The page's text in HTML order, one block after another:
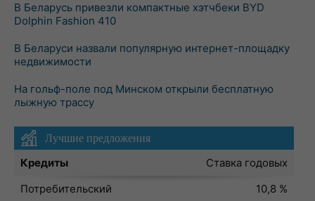
В Беларусь привезли компактные хэтчбеки BYD
Dolphin Fashion 410
В Беларуси назвали популярную интернет-площадку
недвижимости
На гольф-поле под Минском открыли бесплатную
лыжную трассу
Лучшие предложения
Кредиты
Ставка годовых
Потребительский
10,8 %